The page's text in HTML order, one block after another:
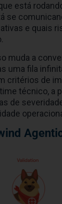
está
se
e quais
muda a
uma fila
critérios de
técnico, a
de